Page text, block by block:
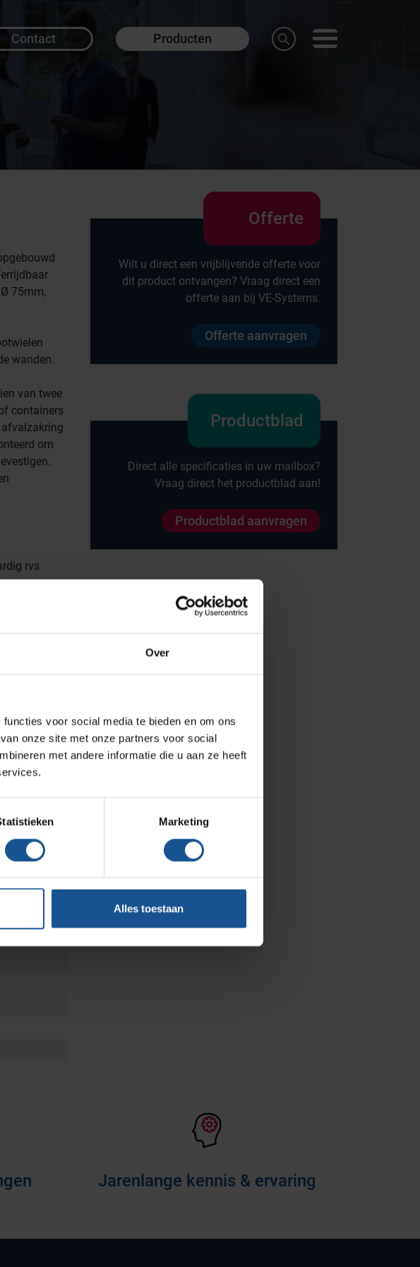
Over
voor social media te bieden en om ons
onze site met onze partners voor social
met andere informatie die u aan ze heeft
Marketing
Alles toestaan
Contact Producten
75mm,
wanden.
van twee
containers
afvalzakring
om
rvs
in
kleuren:
op de
Offerte
Wilt u direct een vrijblijvende offerte voor
dit product ontvangen? Vraag direct een
offerte aan bij VE-Systems.
Offerte aanvragen
Productblad
Direct alle specificaties in uw mailbox?
Vraag direct het productblad aan!
Productblad aanvragen
Jarenlange kennis & ervaring
Onze merken
Hammerlit
Metro
Zarges
BINBIN
Over VE-Systems
Contact
Ons team
Klantcases
Vacatures